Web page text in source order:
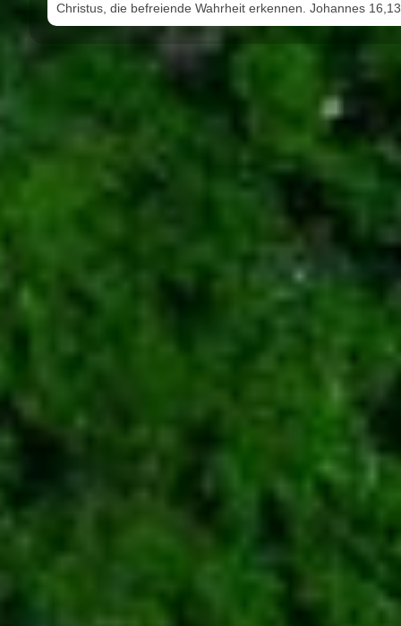
Christus, die befreiende Wahrheit erkennen. Johannes 16,13